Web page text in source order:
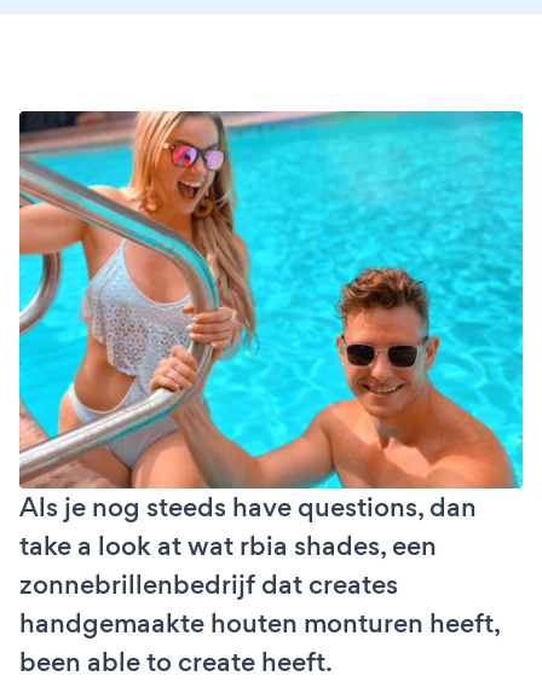
Als je nog steeds have questions, dan
take a look at wat rbia shades, een
zonnebrillenbedrijf dat creates
handgemaakte houten monturen heeft,
been able to create heeft.